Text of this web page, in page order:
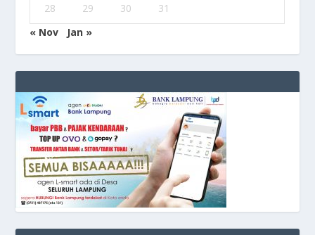
28 29 30
31
« Nov
Jan »